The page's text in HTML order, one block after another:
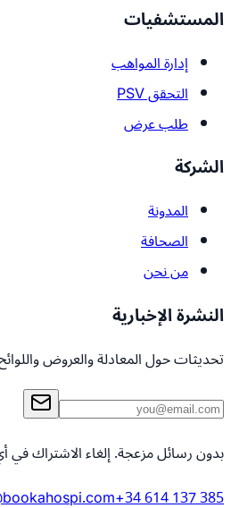
المستشفيات
إدارة المواهب
التحقق PSV
طلب عرض
الشركة
المدونة
الصحافة
من نحن
النشرة الإخبارية
تحديثات حول المعادلة والعروض
بدون رسائل مزعجة. إلغاء الاشتراك
+34 614 137 385